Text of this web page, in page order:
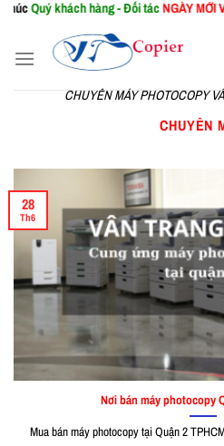
Skip
content
khách hàng - Đối tácNGÀY MỚIVUI VẺ
CHUYÊN MÁY PHOTOCOPY
CHUYÊN
Nơi bán máy photocopy
Mua bán máy photocopy tại Quận 2
28
Th6